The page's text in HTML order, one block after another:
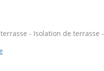
- Isolation de terrasse -